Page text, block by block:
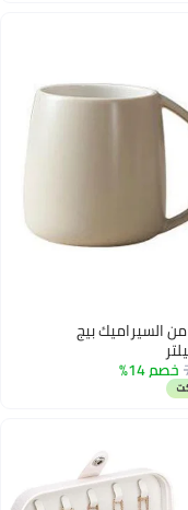
السيراميك بيج
خصم 14%